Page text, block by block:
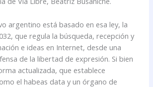
argentino está basado en esa ley, la
que regula la búsqueda, recepción y
e ideas en Internet, desde una
de la libertad de expresión. Si bien
actualizada, que establece
el habeas data y un órgano de